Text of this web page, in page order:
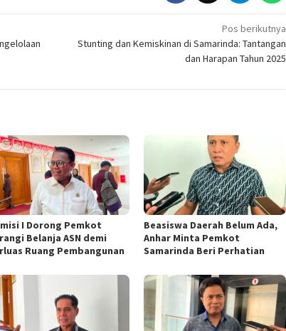
Pos berikutnya
Stunting dan Kemiskinan di Samarinda: Tantangan
dan Harapan Tahun 2025
I Dorong Pemkot
Belanja ASN demi
Ruang Pembangunan
Beasiswa Daerah Belum Ada,
Anhar Minta Pemkot
Samarinda Beri Perhatian